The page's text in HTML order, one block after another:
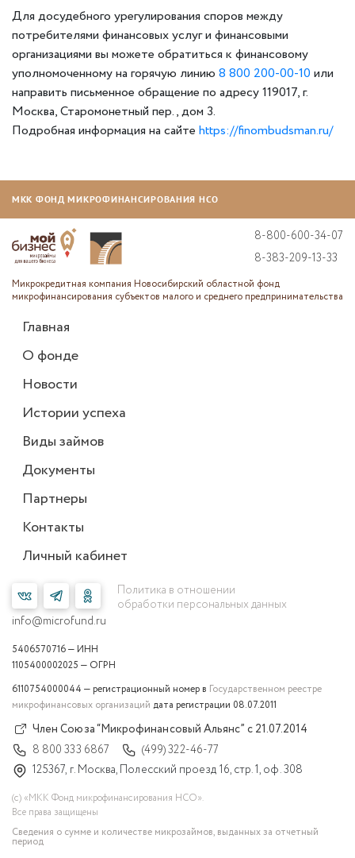
Для досудебного урегулирования споров между
потребителями финансовых услуг и финансовыми
организациями вы можете обратиться к финансовому
уполномоченному на горячую линию 8 800 200-00-10 или
направить письменное обращение по адресу 119017, г.
Москва, Старомонетный пер., дом 3.
Подробная информация на сайте https://finombudsman.ru/
МКК ФОНД МИКРОФИНАНСИРОВАНИЯ НСО
8-800-600-34-07
8-383-209-13-33
Микрокредитная компания Новосибирский областной фонд
микрофинансирования субъектов малого и среднего предпринимательства
Главная
О фонде
Новости
Истории успеха
Виды займов
Документы
Партнеры
Контакты
Личный кабинет
info@microfund.ru
Политика в отношении
обработки персональных данных
5406570716 — ИНН
1105400002025 — ОГРН
6110754000044 — регистрационный номер в Государственном реестре
микрофинансовых организаций дата регистрации 08.07.2011
Член Союза “Микрофинансовый Альянс” с 21.07.2014
8 800 333 6867
(499) 322-46-77
125367, г. Москва, Полесский проезд 16, стр. 1, оф. 308
(с) «МКК Фонд микрофинансирования НСО».
Все права защищены
Сведения о сумме и количестве микрозаймов, выданных за отчетный
период